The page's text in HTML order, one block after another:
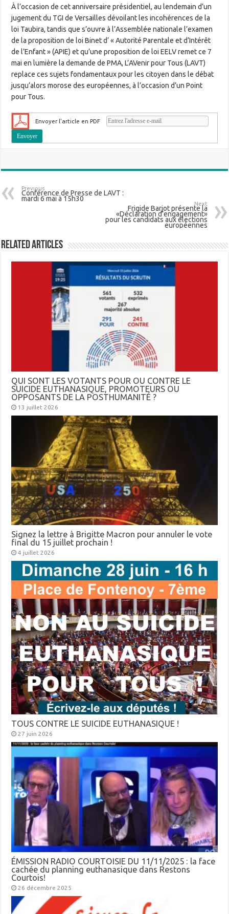
À l’occasion de cet anniversaire présidentiel, au lendemain d’un
jugement du TGI de Versailles dévoilant les incohérences de la
loi Taubira, tandis que s’ouvre à l’Assemblée nationale l’examen
de la proposition de loi Binet d’ « Autorité Parentale et d’Intérêt
de l’Enfant » (APIE) et qu’une proposition de loi EELV remet ce 7
mai en lumière la demande de PMA, L’AVenir pour Tous (LAVT)
replace ces sujets fondamentaux pour les citoyen dans le débat
jusqu’alors morose des européennes, à l’occasion d’un Point
pour Tous.
Envoyer l'article en PDF
Previous
Conférence de Presse de LAVT :
mardi 6 mai à 15h30
Next
Frigide Barjot présente la
«Déclaration d’engagement»
pour les candidats aux élections
européennes
Related Articles
QUI SONT LES VOTANTS POUR OU CONTRE LE
SUICIDE EUTHANASIQUE, PROMOTEURS OU
OPPOSANTS DE LA POSTHUMANITÉ ?
13 juillet 2026
Signez la lettre à Brigitte Macron pour annuler le vote
final du 15 juillet prochain !
4 juillet 2026
TOUS CONTRE LE SUICIDE EUTHANASIQUE !
27 juin 2026
ÉMISSION RADIO COURTOISIE DU 11/11/2025 : la face
cachée du planning euthanasique dans Restons
Courtois!
26 décembre 2025